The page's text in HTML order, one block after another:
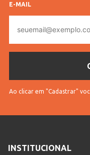
E-MAIL
mail
Ao clicar em "Cadastrar"
INSTITUCIONAL